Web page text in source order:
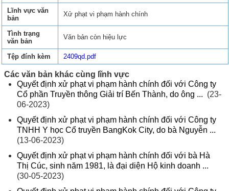
Lĩnh vực văn
bản
Xử phạt vi phạm hành chính
Tình trạng
văn bản
Văn bản còn hiệu lực
Tệp đính kèm 2409qd.pdf
Các văn bản khác cùng lĩnh vực
Quyết định xử phạt vi phạm hành chính đối với Công ty
Cổ phần Truyền thông Giải trí Bến Thành, do ông ... (23-
06-2023)
Quyết định xử phạt vi phạm hành chính đối với Công ty
TNHH Y học Cổ truyền BangKok City, do bà Nguyễn ...
(13-06-2023)
Quyết định xử phạt vi phạm hành chính đối với bà Hà
Thị Cúc, sinh năm 1981, là đại diện Hộ kinh doanh ...
(30-05-2023)